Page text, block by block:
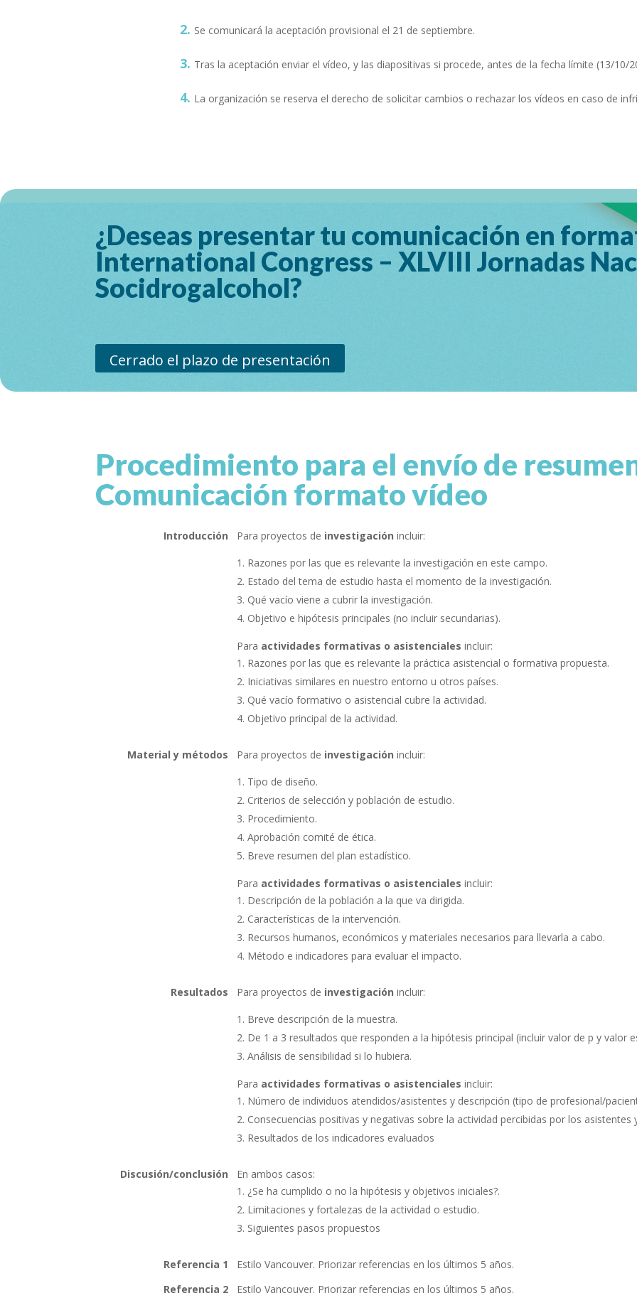
Se comunicará la aceptación provisional el 21 de septiembre.
Tras la aceptación enviar el vídeo, y las diapositivas si procede, antes de la fecha límite (13/10/
La organización se reserva el derecho de solicitar cambios o rechazar los vídeos en caso de
¿Deseas presentar tu comunicación en
International Congress – XLVIII Jornadas
Socidrogalcohol?
Cerrado el plazo de presentación
Procedimiento para el envío de
Comunicación formato vídeo
Introducción Para proyectos de investigaciónincluir:
Razones por las que es relevante la investigación en este campo.
Estado del tema de estudio hasta el momento de la investigación.
Qué vacío viene a cubrir la investigación.
Objetivo e hipótesis principales (no incluir secundarias).
Para actividades formativas o asistenciales incluir:
Razones por las que es relevante la práctica asistencial o formativa propuesta.
Iniciativas similares en nuestro entorno u otros países.
Qué vacío formativo o asistencial cubre la actividad.
Objetivo principal de la actividad.
Material y métodos Para proyectos de investigaciónincluir:
Tipo de diseño.
Criterios de selección y población de estudio.
Procedimiento.
Aprobación comité de ética.
Breve resumen del plan estadístico.
Para actividades formativas o asistenciales incluir:
Descripción de la población a la que va dirigida.
Características de la intervención.
Recursos humanos, económicos y materiales necesarios para llevarla a cabo.
Método e indicadores para evaluar el impacto.
Resultados Para proyectos de investigaciónincluir:
Breve descripción de la muestra.
De 1 a 3 resultados que responden a la hipótesis principal (incluir valor de p y valor
Análisis de sensibilidad si lo hubiera.
Para actividades formativas o asistenciales incluir:
Número de individuos atendidos/asistentes y descripción (tipo de profesional/
Consecuencias positivas y negativas sobre la actividad percibidas por los asistentes
Resultados de los indicadores evaluados
Discusión/conclusión
En ambos casos:
¿Se ha cumplido o no la hipótesis y objetivos iniciales?.
Limitaciones y fortalezas de la actividad o estudio.
Siguientes pasos propuestos
Referencia 1
Estilo Vancouver. Priorizar referencias en los últimos 5 años.
Referencia 2
Estilo Vancouver. Priorizar referencias en los últimos 5 años.